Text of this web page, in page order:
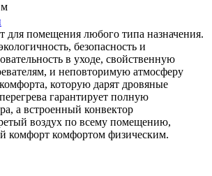
для помещения любого типа назначения.
безопасность и
в уходе, свойственную
и неповторимую атмосферу
которую дарят дровяные
гарантирует полную
а встроенный конвектор
воздух по всему помещению,
комфорт комфортом физическим.